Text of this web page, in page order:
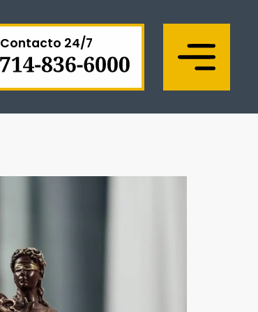
Contacto 24/7
Menu